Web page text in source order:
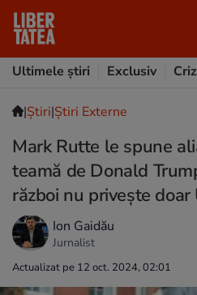
Ultimele știri
Exclusiv
|Ştiri|Știri Externe
Mark Rutte le spune
teamă de Donald
război nu privește doar
Ion Gaidău
Jurnalist
Actualizat pe 12 oct. 2024, 02:01